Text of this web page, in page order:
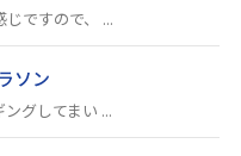
ですので、 ...
ソン
グしてまい ...